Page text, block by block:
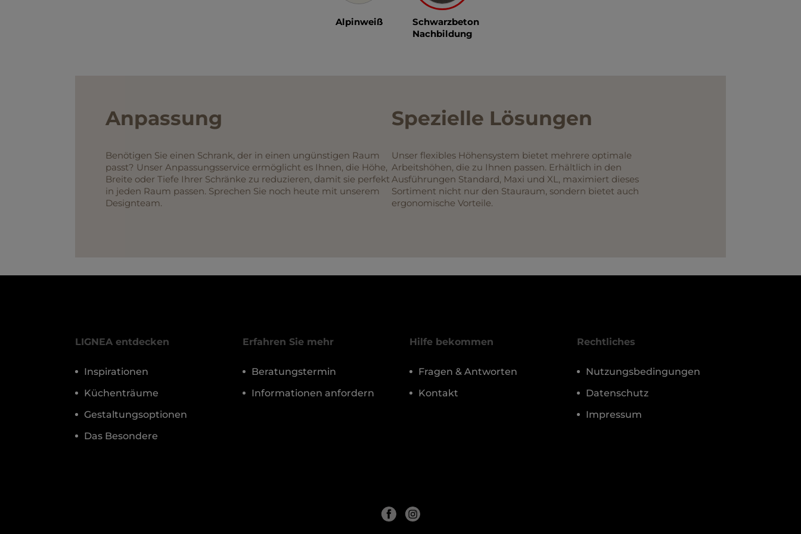
akzeptiert werden, kann das Video abgespielt werden.
Alpinweiß
Schwarzbeton
Nachbildung
Anpassung
Benötigen Sie einen Schrank, der in einen ungünstigen Raum
passt? Unser Anpassungsservice ermöglicht es Ihnen, die Höhe,
Breite oder Tiefe Ihrer Schränke zu reduzieren, damit sie perfekt
in jeden Raum passen. Sprechen Sie noch heute mit unserem
Designteam.
Spezielle Lösungen
Unser flexibles Höhensystem bietet mehrere optimale
Arbeitshöhen, die zu Ihnen passen. Erhältlich in den
Ausführungen Standard, Maxi und XL, maximiert dieses
Sortiment nicht nur den Stauraum, sondern bietet auch
ergonomische Vorteile.
LIGNEA entdecken
Inspirationen
Küchenträume
Gestaltungsoptionen
Das Besondere
Erfahren Sie mehr
Beratungstermin
Informationen anfordern
Hilfe bekommen
Fragen & Antworten
Kontakt
Rechtliches
Nutzungsbedingungen
Datenschutz
Impressum